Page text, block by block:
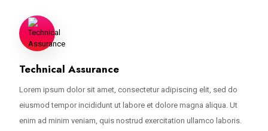
Technical Assurance
Lorem ipsum dolor sit amet, consectetur adipiscing elit, sed do
eiusmod tempor incididunt ut labore et dolore magna aliqua. Ut
enim ad minim veniam, quis nostrud exercitation ullamco laboris.